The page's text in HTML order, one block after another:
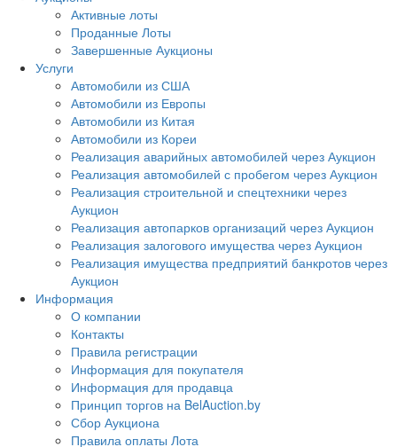
Активные лоты
Проданные Лоты
Завершенные Аукционы
Услуги
Автомобили из США
Автомобили из Европы
Автомобили из Китая
Автомобили из Кореи
Реализация аварийных автомобилей через Аукцион
Реализация автомобилей с пробегом через Аукцион
Реализация строительной и спецтехники через
Аукцион
Реализация автопарков организаций через Аукцион
Реализация залогового имущества через Аукцион
Реализация имущества предприятий банкротов через
Аукцион
Информация
О компании
Контакты
Правила регистрации
Информация для покупателя
Информация для продавца
Принцип торгов на BelAuction.by
Сбор Аукциона
Правила оплаты Лота